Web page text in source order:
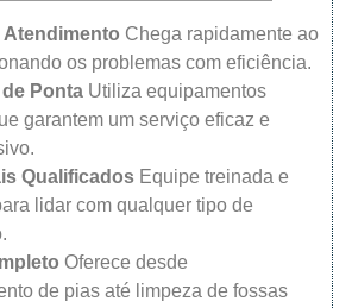
Atendimento Chega rapidamente ao
os problemas com eficiência.
Ponta Utiliza equipamentos
garantem um serviço eficaz e
Qualificados Equipe treinada e
lidar com qualquer tipo de
Oferece desde
de pias até limpeza de fossas